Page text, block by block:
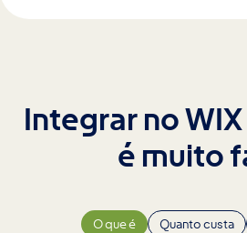
Integrar no
é muito
O que é Quanto custa